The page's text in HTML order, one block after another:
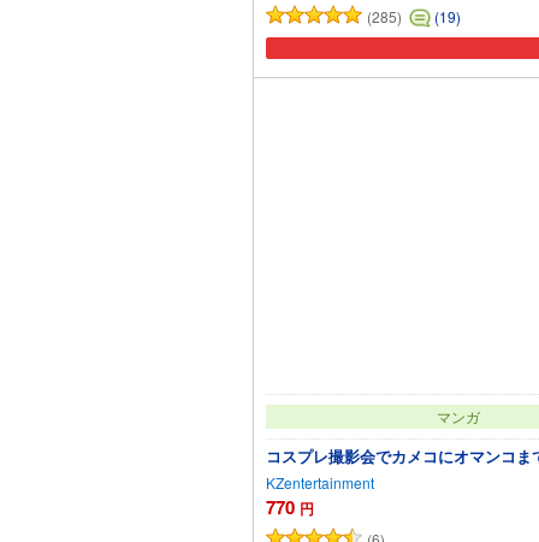
(285)
(19)
マンガ
コスプレ撮影会でカメコにオマンコ
KZentertainment
770 円